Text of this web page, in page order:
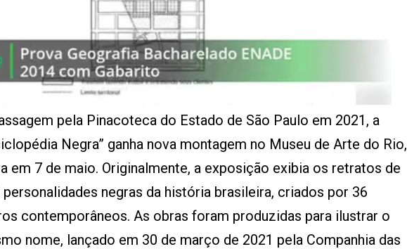
pela Pinacoteca do Estado de São Paulo em 2021, a
Negra” ganha nova montagem no Museu de Arte do Rio,
em 7 de maio. Originalmente, a exposição exibia os retratos de
negras da história brasileira, criados por 36
contemporâneos. As obras foram produzidas para ilustrar o
nome, lançado em 30 de março de 2021 pela Companhia das